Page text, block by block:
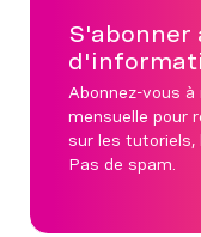
Abonnez-vous
mensuelle pour
sur les tutoriels,
Pas de spam.